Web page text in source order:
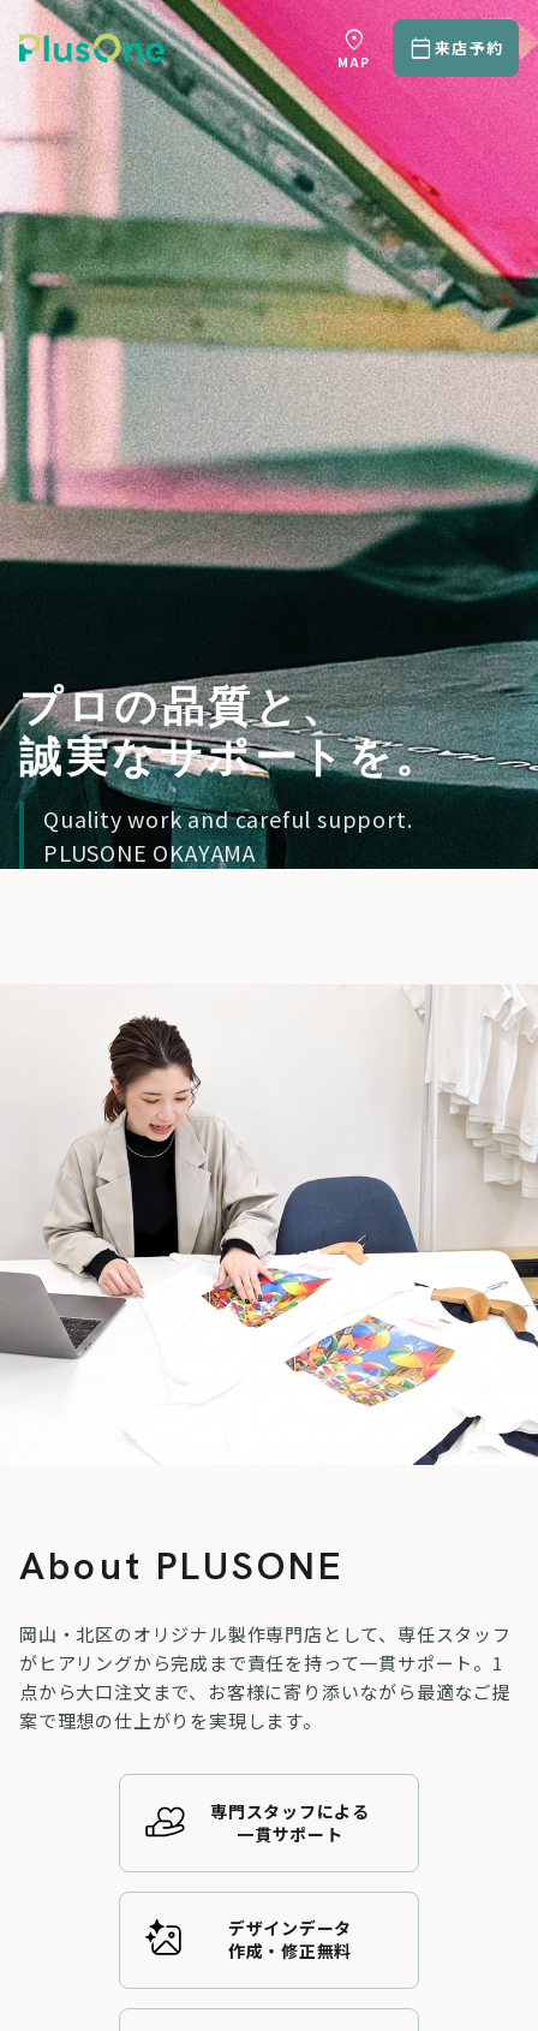
location_on
MAP calendar_today来店予約
プロの品質と、
誠実なサポートを。
Quality work and careful support.
PLUSONE OKAYAMA
About PLUSONE
岡山・北区のオリジナル製作専門店として、専任スタッフ
がヒアリングから完成まで責任を持って一貫サポート。1
点から大口注文まで、お客様に寄り添いながら最適なご提
案で理想の仕上がりを実現します。
専門スタッフによる
一貫サポート
デザインデータ
作成・修正無料